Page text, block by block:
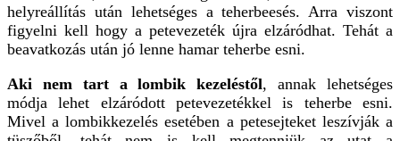
helyreállítás után lehetséges a teherbeesés. Arra viszont
figyelni kell hogy a petevezeték újra elzáródhat. Tehát a
beavatkozás után jó lenne hamar teherbe esni.
Aki nem tart a lombik kezeléstől, annak lehetséges
módja lehet elzáródott petevezetékkel is teherbe esni.
Mivel a lombikkezelés esetében a petesejteket leszívják a